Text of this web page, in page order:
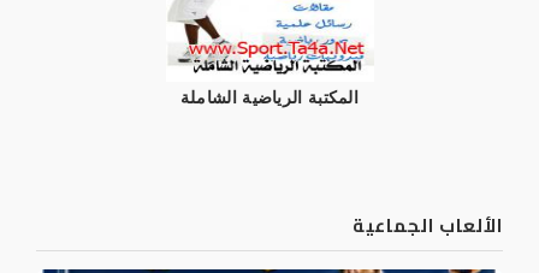
المكتبة الرياضية الشاملة
الألعاب الجماعية